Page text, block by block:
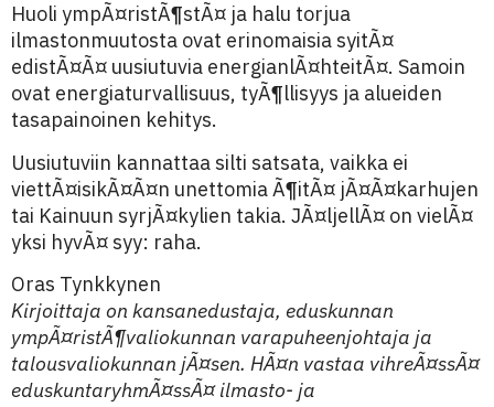
Huoli ympÃ¤ristÃ¶stÃ¤ ja halu torjua
ilmastonmuutosta ovat erinomaisia syitÃ¤
edistÃ¤Ã¤ uusiutuvia energianlÃ¤hteitÃ¤. Samoin
ovat energiaturvallisuus, tyÃ¶llisyys ja alueiden
tasapainoinen kehitys.
Uusiutuviin kannattaa silti satsata, vaikka ei
viettÃ¤isikÃ¤Ã¤n unettomia Ã¶itÃ¤ jÃ¤Ã¤karhujen
tai Kainuun syrjÃ¤kylien takia. JÃ¤ljellÃ¤ on vielÃ¤
yksi hyvÃ¤ syy: raha.
Oras Tynkkynen
Kirjoittaja on kansanedustaja, eduskunnan
ympÃ¤ristÃ¶valiokunnan varapuheenjohtaja ja
talousvaliokunnan jÃ¤sen. HÃ¤n vastaa vihreÃ¤ssÃ¤
eduskuntaryhmÃ¤ssÃ¤ ilmasto- ja